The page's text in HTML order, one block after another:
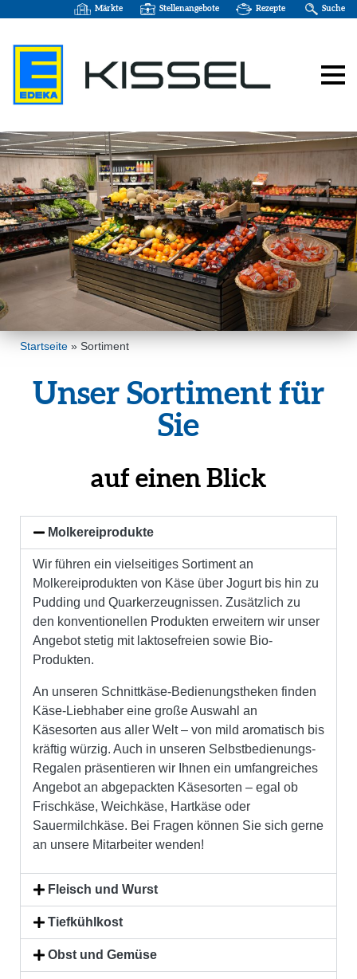
Märkte Stellenangebote Rezepte Suche
Startseite » Sortiment
Unser Sorti­ment für
Sie
auf einen Blick
Molkereiprodukte
Wir führen ein vielseitiges Sortiment an
Molkereiprodukten von Käse über Jogurt bis hin zu
Pudding und Quarkerzeugnissen. Zusätzlich zu
den konventionellen Produkten erweitern wir unser
Angebot stetig mit laktosefreien sowie Bio-
Produkten.
An unseren Schnittkäse-Bedienungstheken finden
Käse-Liebhaber eine große Auswahl an
Käsesorten aus aller Welt – von mild aromatisch bis
kräftig würzig. Auch in unseren Selbstbedienungs-
Regalen präsentieren wir Ihnen ein umfangreiches
Angebot an abgepackten Käsesorten – egal ob
Frischkäse, Weichkäse, Hartkäse oder
Sauermilchkäse. Bei Fragen können Sie sich gerne
an unsere Mitarbeiter wenden!
Fleisch und Wurst
Tiefkühlkost
Obst und Gemüse